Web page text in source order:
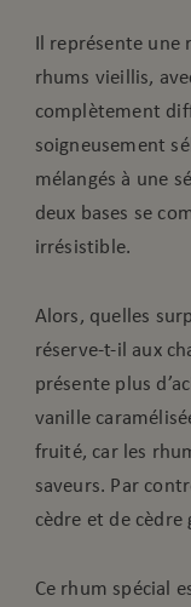
Il représente une
rhums vieillis,
complètement
soigneusement
mélangés à une
deux bases se
irrésistible.
Alors, quelles
réserve-t-il aux
présente plus
vanille
fruité, car les
saveurs. Par
cèdre et de cèdre
Ce rhum spécial